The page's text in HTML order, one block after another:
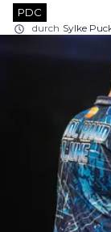
PDC
durch Sylke